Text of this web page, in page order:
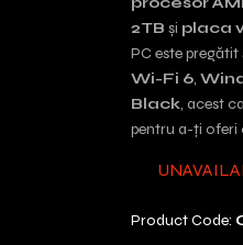
2TB și placa
PC este
Wi-Fi 6,
Black, acest
pentru a-ți oferi
Product Code: